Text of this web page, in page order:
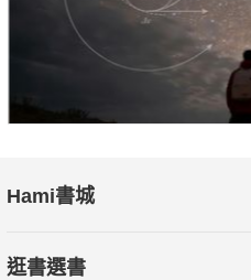
Hami書城
逛書選書